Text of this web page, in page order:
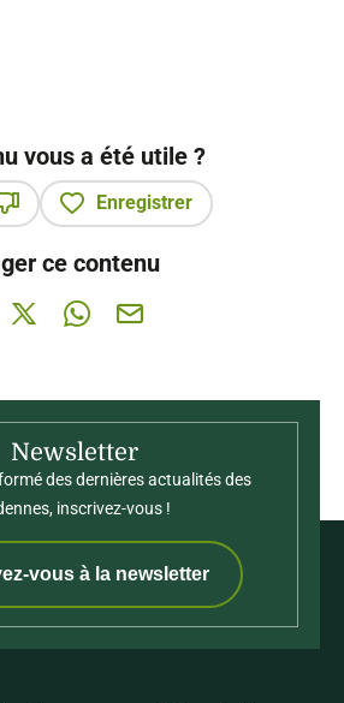
vous a été utile ?
Enregistrer
ce contenu
sur Facebook (nouvelle fenêtre)
Partager sur X / Twitter (nouvelle
Partager sur WhatsApp
Partager par mail
Newsletter
des dernières actualités des
inscrivez-vous !
vous à la newsletter